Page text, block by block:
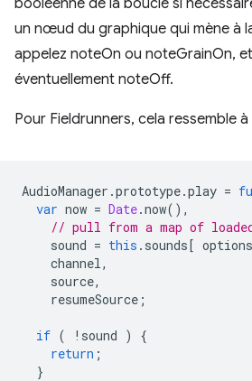
un nœud du graphique qui mène à
appelez noteOn ou noteGrainOn,
éventuellement noteOff.
Pour Fieldrunners, cela ressemble à
AudioManager .prototype.play =
var now = Date.now(),
// pull from a map of
sound = this . sounds[ options
channel,
source,
resumeSource ;
if ( ! sound )
{
return ;
}